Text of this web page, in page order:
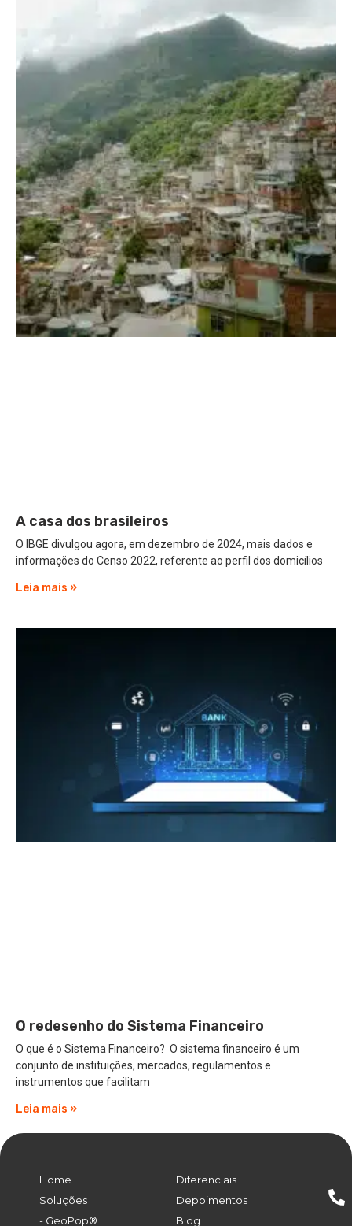
A casa dos brasileiros
O IBGE divulgou agora, em dezembro de 2024, mais dados e
informações do Censo 2022, referente ao perfil dos domicílios
Leia mais »
O redesenho do Sistema Financeiro
O que é o Sistema Financeiro? O sistema financeiro é um
conjunto de instituições, mercados, regulamentos e
instrumentos que facilitam
Leia mais »
Home
Soluções
- GeoPop®
Diferenciais
Depoimentos
Blog